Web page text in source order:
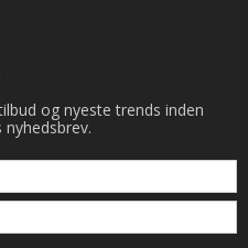
og nyeste trends inden